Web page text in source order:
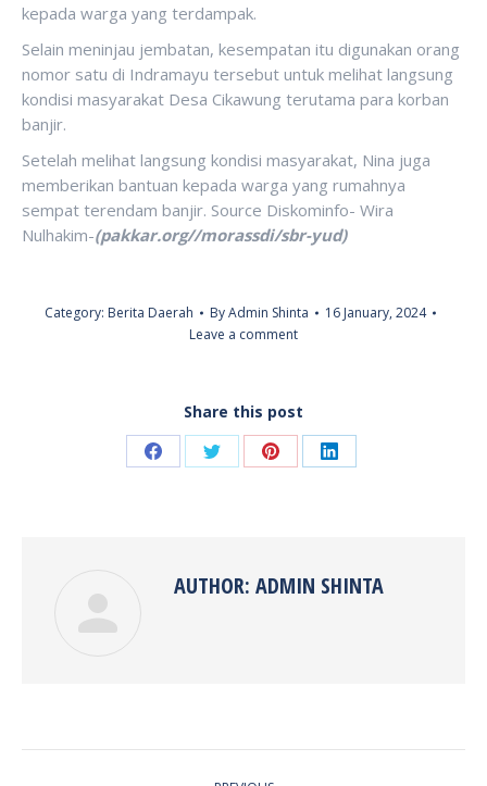
kepada warga yang terdampak.
Selain meninjau jembatan, kesempatan itu digunakan orang
nomor satu di Indramayu tersebut untuk melihat langsung
kondisi masyarakat Desa Cikawung terutama para korban
banjir.
Setelah melihat langsung kondisi masyarakat, Nina juga
memberikan bantuan kepada warga yang rumahnya
sempat terendam banjir. Source Diskominfo- Wira
Nulhakim-(pakkar.org//morassdi/sbr-yud)
Category: Berita Daerah ByAdmin Shinta
16 January, 2024
Leave a comment
Share this post
Share Share Share Share
AUTHOR: ADMIN SHINTA